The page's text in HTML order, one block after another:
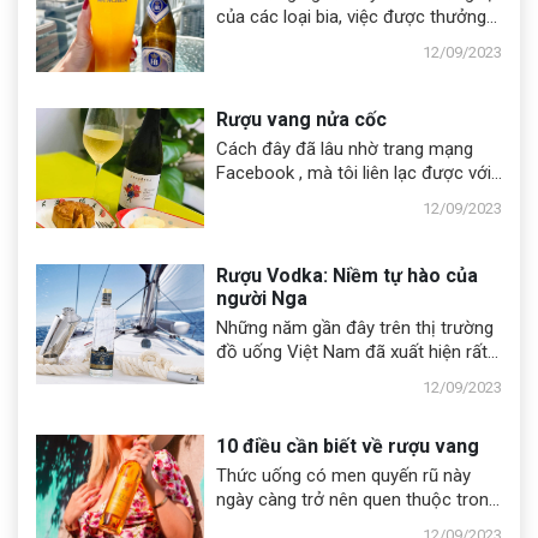
khoáng chất cao, không sử dụng
của các loại bia, việc được thưởng
giới quả thực là một trải nghiệm khó
12/09/2023
Rượu vang nửa cốc
Cách đây đã lâu nhờ trang mạng
Facebook , mà tôi liên lạc được với
trước năm 1975 hiện sống ở Paris .
đổi email với nhau , để rồi mùa
đông năm sau đó , gia đình người
bạn cùng hai con gái bay sang Los
Angeles thăm chúng tôi
12/09/2023
Rượu Vodka: Niềm tự hào của
người Nga
Những năm gần đây trên thị trường
đồ uống Việt Nam đã xuất hiện rất
nhau, và đang dần được người Việt
hết về lịch sử của loại rượu này
chúng ta hãy quay về với nước Nga,
nơi Vodka được xem như là một
12/09/2023
10 điều cần biết về rượu vang
Thức uống có men quyến rũ này
ngày càng trở nên quen thuộc trong